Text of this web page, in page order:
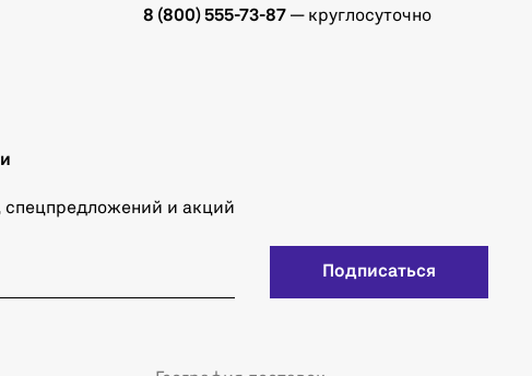
8 (800) 555-73-87 — круглосуточно
спецпредложений и акций
Подписаться